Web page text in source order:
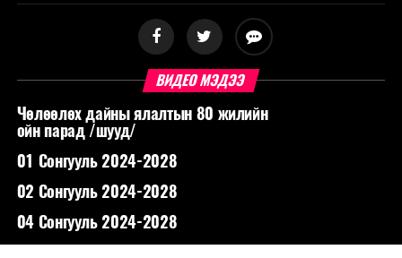
ВИДЕО МЭДЭЭ
Чөлөөлөх дайны ялалтын 80 жилийн
ойн парад /шууд/
01 Сонгууль 2024-2028
02 Сонгууль 2024-2028
04 Сонгууль 2024-2028